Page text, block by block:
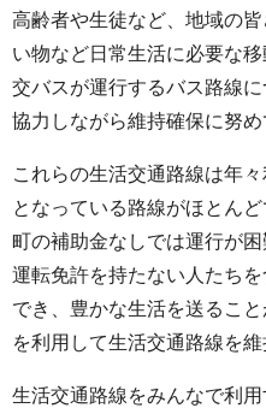
高齢者や生徒など、地域の
い物など日常生活に必要な
交バスが運行するバス路線
協力しながら維持確保に努め
これらの生活交通路線は年
となっている路線がほとん
町の補助金なしでは運行が困
運転免許を持たない人たち
でき、豊かな生活を送るこ
を利用して生活交通路線を維
生活交通路線をみんなで利